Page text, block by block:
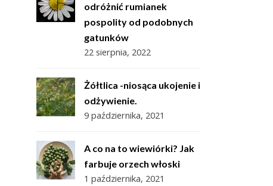
odróżnić rumianek
pospolity od podobnych
gatunków
22 sierpnia, 2022
Żółtlica -niosąca ukojenie i
odżywienie.
9 października, 2021
A co na to wiewiórki? Jak
farbuje orzech włoski
1 października, 2021